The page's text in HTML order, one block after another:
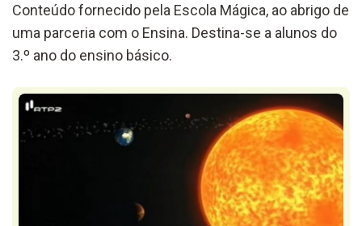
Conteúdo fornecido pela Escola Mágica, ao abrigo de
uma parceria com o Ensina. Destina-se a alunos do
3.º ano do ensino básico.